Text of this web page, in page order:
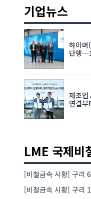
한국방염기술, 배터리 화재에 특
08.19~08.21
K-PRINT
08.19~08.22
자율주행모빌리
08.25~08.27
차세대 반도체
08.26~08.28 수
기업뉴스
하이머
단행
제조업
연결
LME 국제비